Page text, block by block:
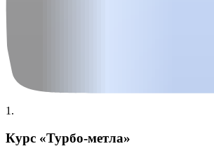
1.
Курс «Турбо-метла»